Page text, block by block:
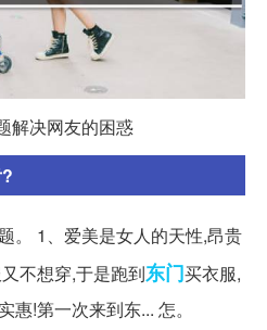
解决网友的困惑
。 1、爱美是女人的天性,昂贵
不想穿,于是跑到东门买衣服,
!第一次来到东... 怎。